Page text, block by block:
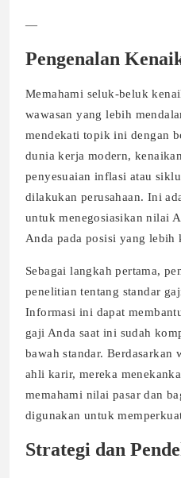
—
Pengenalan
Memahami seluk-beluk
wawasan yang lebih
mendekati topik ini dengan
dunia kerja modern,
penyesuaian inflasi atau
dilakukan perusahaan. Ini
untuk menegosiasikan nilai
Anda pada posisi yang lebih
Sebagai langkah pertama,
penelitian tentang standar
Informasi ini dapat
gaji Anda saat ini sudah
bawah standar. Berdasarkan
ahli karir, mereka
memahami nilai pasar dan
digunakan untuk
Strategi dan